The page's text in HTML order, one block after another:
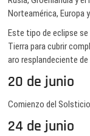
Norteamérica, Europa
Este tipo de eclipse se
Tierra para cubrir
aro resplandeciente de
20 de junio
Comienzo del Solsticio
24 de junio